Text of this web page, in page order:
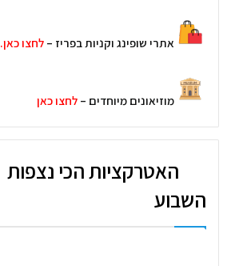
אתרי שופינג וקניות בפריז – לחצו כאן.
מוזיאונים מיוחדים – לחצו כאן
האטרקציות הכי נצפות
השבוע